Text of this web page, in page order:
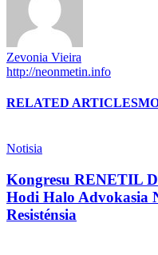
Zevonia Vieira
http://neonmetin.info
RELATED ARTICLES
Notisia
Kongresu RENETIL
Hodi Halo Advokasia
Resisténsia